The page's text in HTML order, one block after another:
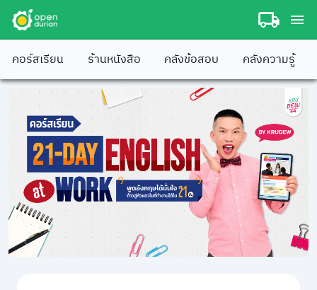
คอร์สเรียน ร้านหนังสือ คลังข้อสอบ คลังความรู้